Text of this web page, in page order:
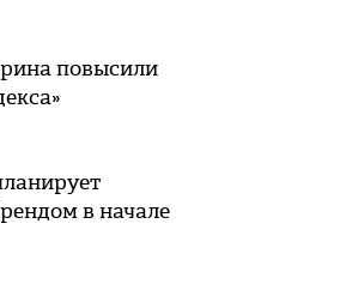
повысили
в начале